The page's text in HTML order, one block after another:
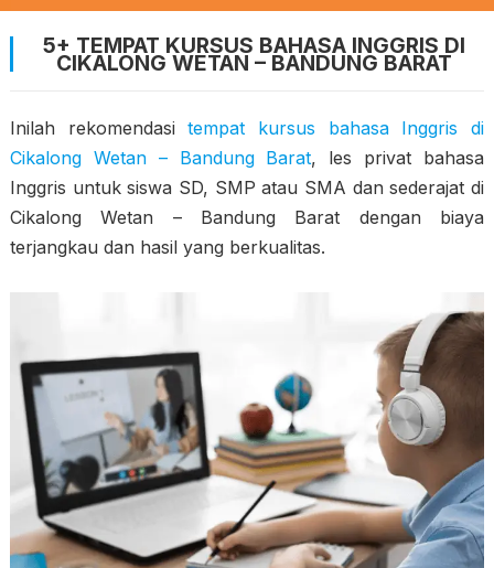
5+ TEMPAT KURSUS BAHASA INGGRIS DI
CIKALONG WETAN – BANDUNG BARAT
Inilah rekomendasitempat kursus bahasa Inggris di
Cikalong Wetan – Bandung Barat, les privat bahasa
Inggris untuk siswa SD, SMP atau SMA dan sederajat di
Cikalong Wetan – Bandung Barat dengan biaya
terjangkau dan hasil yang berkualitas.